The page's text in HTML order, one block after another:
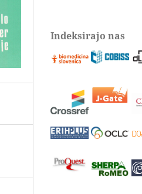
Indeksirajo nas